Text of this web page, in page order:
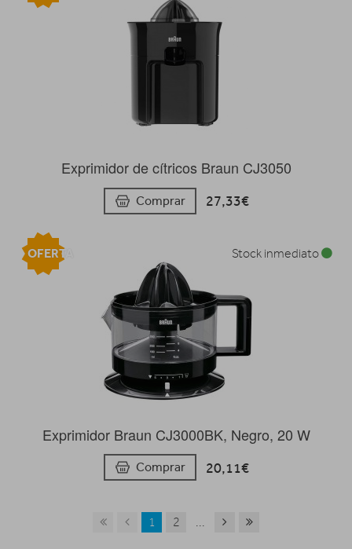
Exprimidor de cítricos Braun CJ3050
Comprar 27,33€
Exprimidor Braun CJ3000BK, Negro, 20 W
Comprar 20,11€
Stock inmediato
OFERTA
1 2 ...